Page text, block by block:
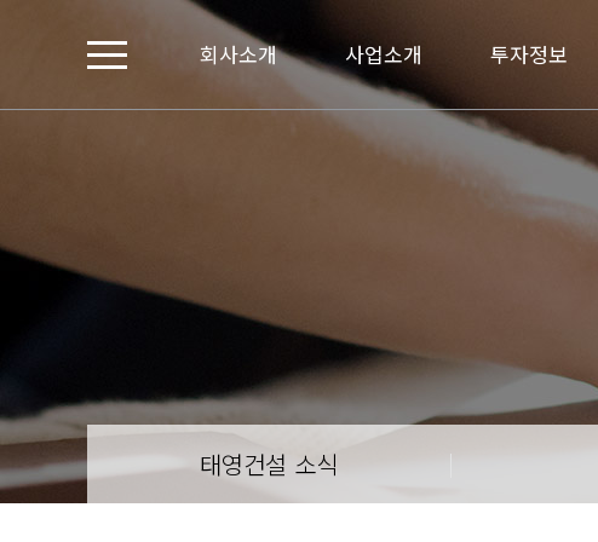
회사소개 사업소개 투자정보
태영건설 소식